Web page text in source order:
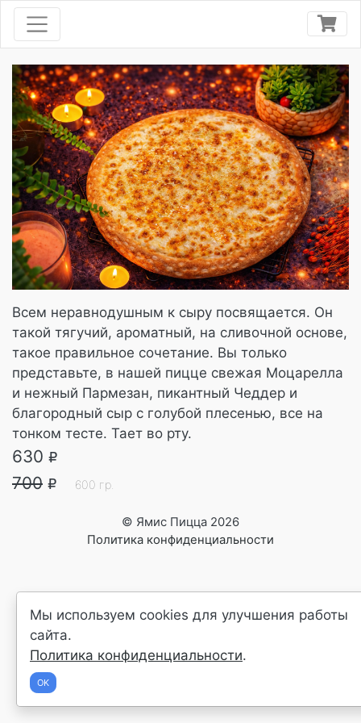
Всем неравнодушным к сыру посвящается. Он
такой тягучий, ароматный, на сливочной основе,
такое правильное сочетание. Вы только
представьте, в нашей пицце свежая Моцарелла
и нежный Пармезан, пикантный Чеддер и
благородный сыр с голубой плесенью, все на
тонком тесте. Тает во рту.
630 R
700 R 600 гр.
© Ямис Пицца 2026
Политика конфиденциальности
Мы используем cookies для улучшения работы
сайта.
Политика конфиденциальности.
OK